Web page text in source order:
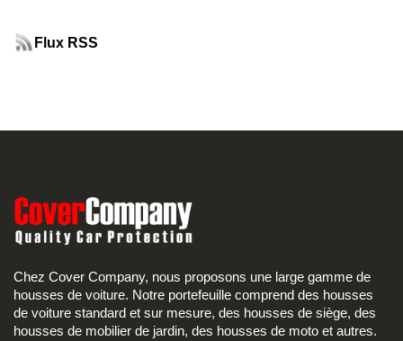
Flux RSS
Chez Cover Company, nous proposons une large gamme de
housses de voiture. Notre portefeuille comprend des housses
de voiture standard et sur mesure, des housses de siège, des
housses de mobilier de jardin, des housses de moto et autres.